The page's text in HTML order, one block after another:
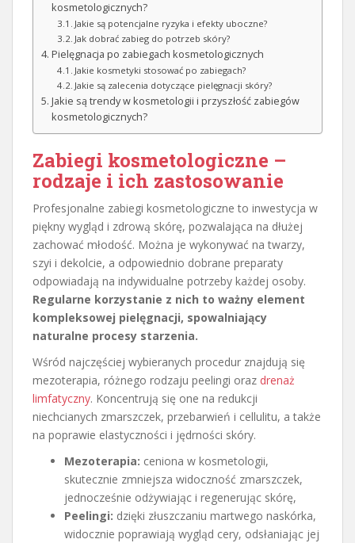
kosmetologicznych?
Jakie są potencjalne ryzyka i efekty uboczne?
Jak dobrać zabieg do potrzeb skóry?
Pielęgnacja po zabiegach kosmetologicznych
Jakie kosmetyki stosować po zabiegach?
Jakie są zalecenia dotyczące pielęgnacji skóry?
Jakie są trendy w kosmetologii i przyszłość zabiegów
kosmetologicznych?
Zabiegi kosmetologiczne –
rodzaje i ich zastosowanie
Profesjonalne zabiegi kosmetologiczne to inwestycja w
piękny wygląd i zdrową skórę, pozwalająca na dłużej
zachować młodość. Można je wykonywać na twarzy,
szyi i dekolcie, a odpowiednio dobrane preparaty
odpowiadają na indywidualne potrzeby każdej osoby.
Regularne korzystanie z nich to ważny element
kompleksowej pielęgnacji, spowalniający
naturalne procesy starzenia.
Wśród najczęściej wybieranych procedur znajdują się
mezoterapia, różnego rodzaju peelingi oraz drenaż
limfatyczny. Koncentrują się one na redukcji
niechcianych zmarszczek, przebarwień i cellulitu, a także
na poprawie elastyczności i jędrności skóry.
Mezoterapia: ceniona w kosmetologii,
skutecznie zmniejsza widoczność zmarszczek,
jednocześnie odżywiając i regenerując skórę,
Peelingi: dzięki złuszczaniu martwego naskórka,
widocznie poprawiają wygląd cery, odsłaniając jej